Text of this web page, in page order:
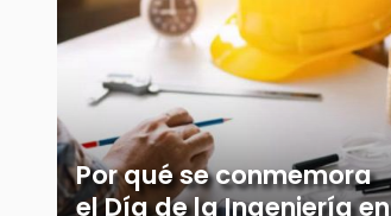
Por qué se conmemora
el Día de la Ingeniería en